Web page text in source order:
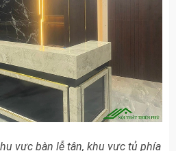
vực bàn lễ tân, khu vực tủ phía